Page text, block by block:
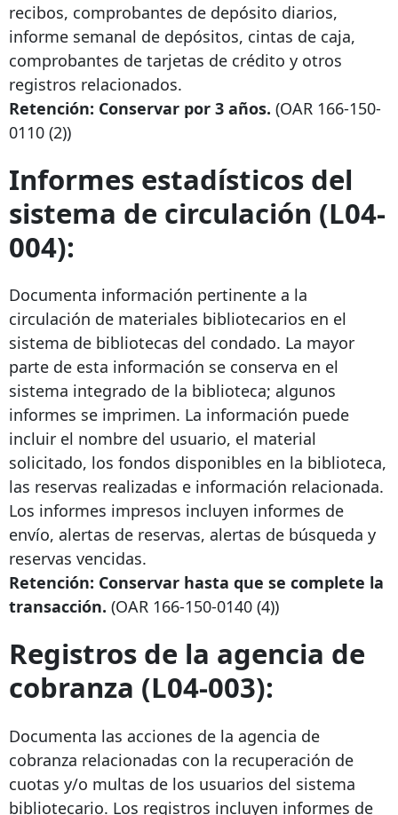
recibos, comprobantes de depósito diarios,
informe semanal de depósitos, cintas de caja,
comprobantes de tarjetas de crédito y otros
registros relacionados.
Retención: Conservar por 3 años. (OAR 166-150-
0110 (2))
Informes estadísticos del
sistema de circulación (L04-
004):
Documenta información pertinente a la
circulación de materiales bibliotecarios en el
sistema de bibliotecas del condado. La mayor
parte de esta información se conserva en el
sistema integrado de la biblioteca; algunos
informes se imprimen. La información puede
incluir el nombre del usuario, el material
solicitado, los fondos disponibles en la biblioteca,
las reservas realizadas e información relacionada.
Los informes impresos incluyen informes de
envío, alertas de reservas, alertas de búsqueda y
reservas vencidas.
Retención: Conservar hasta que se complete la
transacción. (OAR 166-150-0140 (4))
Registros de la agencia de
cobranza (L04-003):
Documenta las acciones de la agencia de
cobranza relacionadas con la recuperación de
cuotas y/o multas de los usuarios del sistema
bibliotecario. Los registros incluyen informes de